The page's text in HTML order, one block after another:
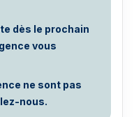
dès le prochain
vous
ne sont pas
nous.